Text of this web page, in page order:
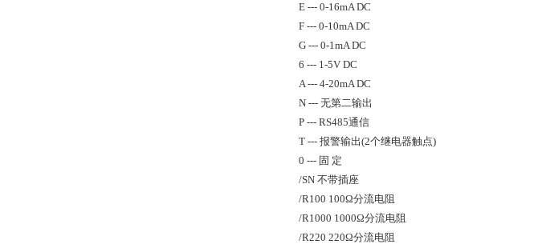
E --- 0-16mA DC
F --- 0-10mA DC
G --- 0-1mA DC
6 --- 1-5V DC
A --- 4-20mA DC
N --- 无第二输出
P --- RS485通信
T --- 报警输出(2个继电器触点)
0 --- 固 定
/SN 不带插座
/R100 100Ω分流电阻
/R1000 1000Ω分流电阻
/R220 220Ω分流电阻